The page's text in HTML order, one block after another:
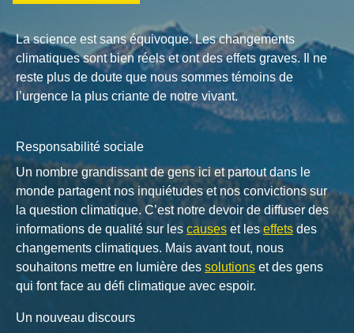
La science est sans équivoque. Les changements
climatiques sont bien réels et ont des effets graves. Il ne
reste plus de doute que nous sommes témoins de
l’urgence la plus criante de notre vivant.
Responsabilité sociale
Un nombre grandissant de gens ici et partout dans le
monde partagent nos inquiétudes et nos convictions sur
la question climatique. C’est notre devoir de diffuser des
informations de qualité sur les causes et leseffets des
changements climatiques. Mais avant tout, nous
souhaitons mettre en lumière des solutions et des gens
qui font face au défi climatique avec espoir.
Un nouveau discours